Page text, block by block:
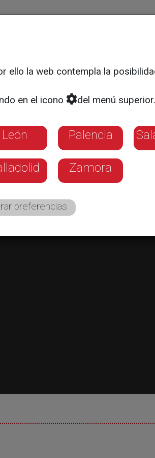
general de
de
ello la web contempla la
en el icono
del menú superior.
León Palencia
Zamora
preferencias